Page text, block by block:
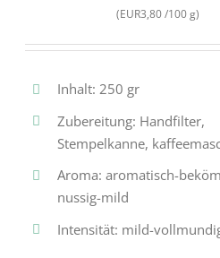
(EUR3,80 /100 g)
Inhalt: 250 gr
Zubereitung: Handfilter,
Stempelkanne,
Aroma: aromatisch-
nussig-mild
Intensität: mild-